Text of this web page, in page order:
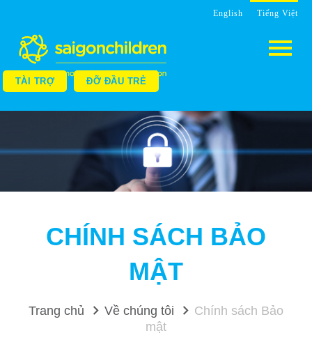
English Tiếng Việt
TÀI TRỢ ĐỠ ĐẦU TRẺ
CHÍNH SÁCH BẢO
MẬT
Trang chủ Về chúng tôi
Chính sách Bảo
mật